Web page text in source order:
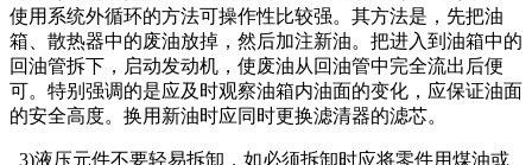
使用系统外循环的方法可操作性比较强。其方法是，先把油
箱、散热器中的废油放掉，然后加注新油。把进入到油箱中的
回油管拆下，启动发动机，使废油从回油管中完全流出后便
可。特别强调的是应及时观察油箱内油面的变化，应保证油面
的安全高度。换用新油时应同时更换滤清器的滤芯。
3)液压元件不要轻易拆卸，如必须拆卸时应将零件用煤油或